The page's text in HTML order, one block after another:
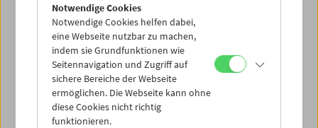
Notwendige Cookies
Notwendige Cookies helfen dabei,
eine Webseite nutzbar zu machen,
indem sie Grundfunktionen wie
Seitennavigation und Zugriff auf
sichere Bereiche der Webseite
ermöglichen. Die Webseite kann ohne
diese Cookies nicht richtig
funktionieren.